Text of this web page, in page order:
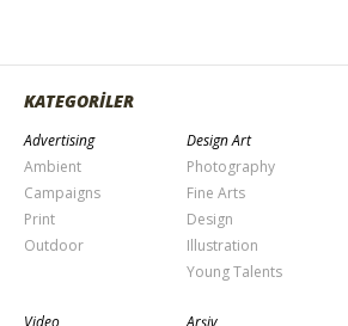
KATEGORİLER
Advertising
Ambient
Campaigns
Print
Outdoor
Design Art
Photography
Fine Arts
Design
Illustration
Young Talents
Video Arşiv